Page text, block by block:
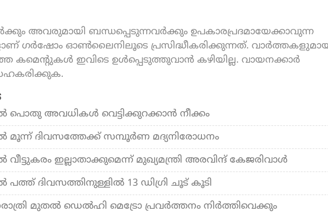
അവരുമായി ബന്ധപ്പെടുന്നവർക്കും ഉപകാരപ്രദമായേക്കാവുന്ന
ഗർഷോം ഓൺലൈനിലൂടെ പ്രസിദ്ധീകരിക്കുന്നത്.
കമെന്റുകൾ ഇവിടെ ഉൾപ്പെടുത്തുവാൻ കഴിയില്ല. വായനക്കാർ
അവധികള്‍ വെട്ടിക്കുറക്കാന്‍ നീക്കം
മൂന്ന് ദിവസത്തേക്ക് സമ്പൂര്‍ണ മദ്യനിരോധനം
ഇ​ല്ലാ​താ​ക്കു​മെ​ന്ന് മുഖ്യമന്ത്രി അരവിന്ദ് കേ​ജ​രി​വാ​ൾ
ദിവസത്തിനുള്ളില്‍ 13 ഡിഗ്രി ചൂട് കൂടി
മുതൽ ഡെല്‍ഹി മെട്രോ പ്രവര്‍ത്തനം നിര്‍ത്തിവെക്കും